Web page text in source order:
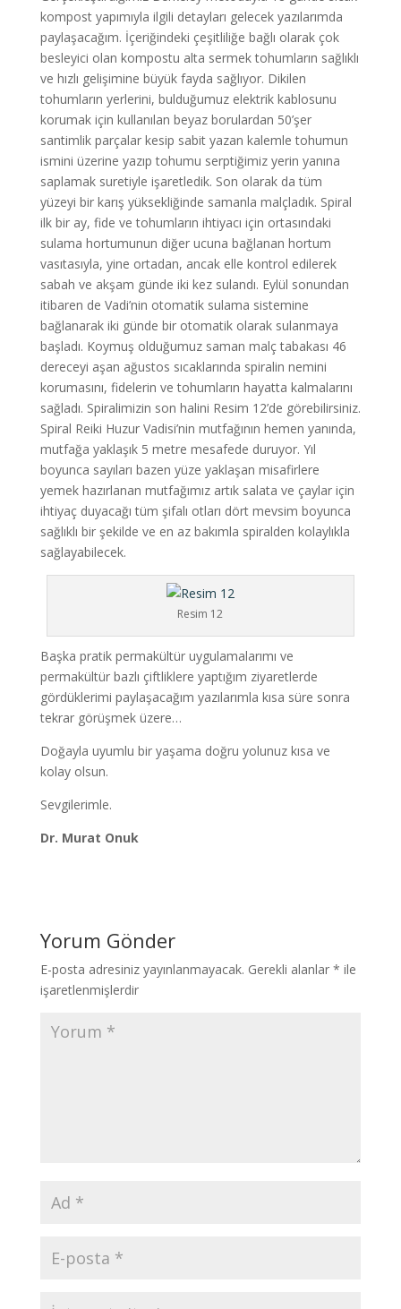
kompost yapımıyla ilgili detayları gelecek yazılarımda
paylaşacağım. İçeriğindeki çeşitliliğe bağlı olarak çok
besleyici olan kompostu alta sermek tohumların sağlıklı
ve hızlı gelişimine büyük fayda sağlıyor. Dikilen
tohumların yerlerini, bulduğumuz elektrik kablosunu
korumak için kullanılan beyaz borulardan 50’şer
santimlik parçalar kesip sabit yazan kalemle tohumun
ismini üzerine yazıp tohumu serptiğimiz yerin yanına
saplamak suretiyle işaretledik. Son olarak da tüm
yüzeyi bir karış yüksekliğinde samanla malçladık. Spiral
ilk bir ay, fide ve tohumların ihtiyacı için ortasındaki
sulama hortumunun diğer ucuna bağlanan hortum
vasıtasıyla, yine ortadan, ancak elle kontrol edilerek
sabah ve akşam günde iki kez sulandı. Eylül sonundan
itibaren de Vadi’nin otomatik sulama sistemine
bağlanarak iki günde bir otomatik olarak sulanmaya
başladı. Koymuş olduğumuz saman malç tabakası 46
dereceyi aşan ağustos sıcaklarında spiralin nemini
korumasını, fidelerin ve tohumların hayatta kalmalarını
sağladı. Spiralimizin son halini Resim 12’de görebilirsiniz.
Spiral Reiki Huzur Vadisi’nin mutfağının hemen yanında,
mutfağa yaklaşık 5 metre mesafede duruyor. Yıl
boyunca sayıları bazen yüze yaklaşan misafirlere
yemek hazırlanan mutfağımız artık salata ve çaylar için
ihtiyaç duyacağı tüm şifalı otları dört mevsim boyunca
sağlıklı bir şekilde ve en az bakımla spiralden kolaylıkla
sağlayabilecek.
Resim 12
Başka pratik permakültür uygulamalarımı ve
permakültür bazlı çiftliklere yaptığım ziyaretlerde
gördüklerimi paylaşacağım yazılarımla kısa süre sonra
tekrar görüşmek üzere…
Doğayla uyumlu bir yaşama doğru yolunuz kısa ve
kolay olsun.
Sevgilerimle.
Dr. Murat Onuk
Yorum Gönder
E-posta adresiniz yayınlanmayacak. Gerekli alanlar * ile
işaretlenmişlerdir